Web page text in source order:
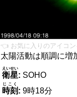
👈 お気に入りのアイコン
太陽活動は順調に増
衛星
えいせい
: SOHO
時刻
じこく
: 9時18分